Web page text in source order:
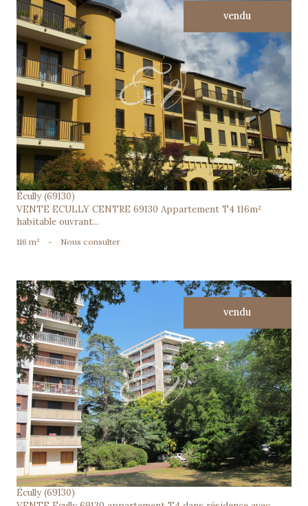
vendu
voir le bien
Écully (69130)
VENTE ECULLY CENTRE 69130 Appartement T4 116m²
habitable ouvrant...
116 m² - Nous consulter
vendu
voir le bien
Écully (69130)